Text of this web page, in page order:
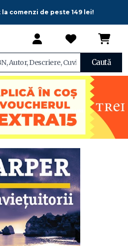
comenzi de peste 149 lei!
Caută